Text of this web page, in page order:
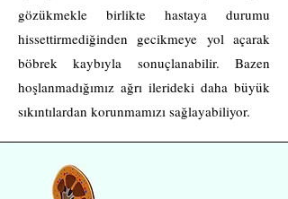
gözükmekle birlikte hastaya durumu
hissettirmediğinden gecikmeye yol açarak
böbrek kaybıyla sonuçlanabilir. Bazen
hoşlanmadığımız ağrı ilerideki daha büyük
sıkıntılardan korunmamızı sağlayabiliyor.